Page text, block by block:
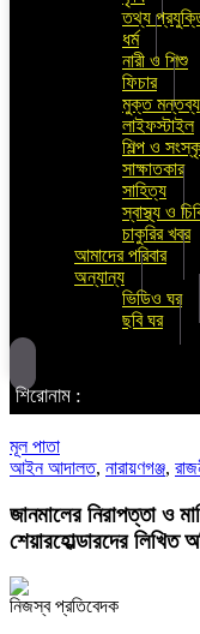
তথ্য
ধর্ম
নারী ও শিশু
ফিচার
মুক্ত মন্তব্য
লাইফস্টাইল
শিল্প ও
সাক্ষাতকার
সাহিত্য
স্বাস্থ্য ও
চাকুরির খবর
আমাদের পরিবার
অন্যান্য
ভিডিও ঘর
ছবি ঘর
শিরোনাম :
জুলাই
মূল পাতা
আইন আদালত, নারায়ণগঞ্জ,
জানমালের নিরাপত্তা ও
শেয়ারহোল্ডারদের লিখিত
নিজস্ব প্রতিবেদক